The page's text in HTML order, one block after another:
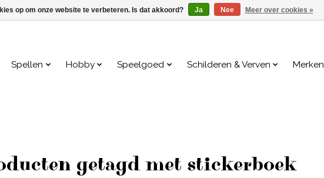
Spellen Hobby Speelgoed Schilderen & Verven Merken
getagd met stickerboek
op om onze website te verbeteren. Is dat akkoord? Ja Nee Meer over cookies »